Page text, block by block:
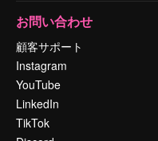
お問い合わせ
顧客サポート
Instagram
YouTube
LinkedIn
TikTok